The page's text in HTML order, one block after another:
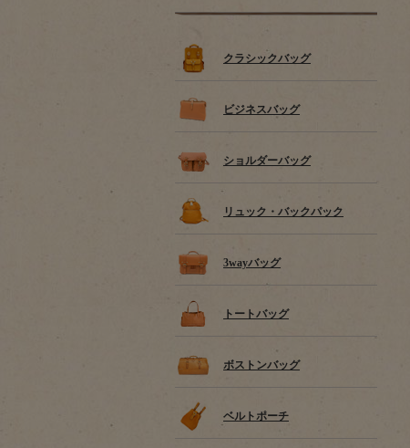
クラシックバッグ
ビジネスバッグ
ショルダーバッグ
リュック・バックパック
3wayバッグ
トートバッグ
ボストンバッグ
ベルトポーチ